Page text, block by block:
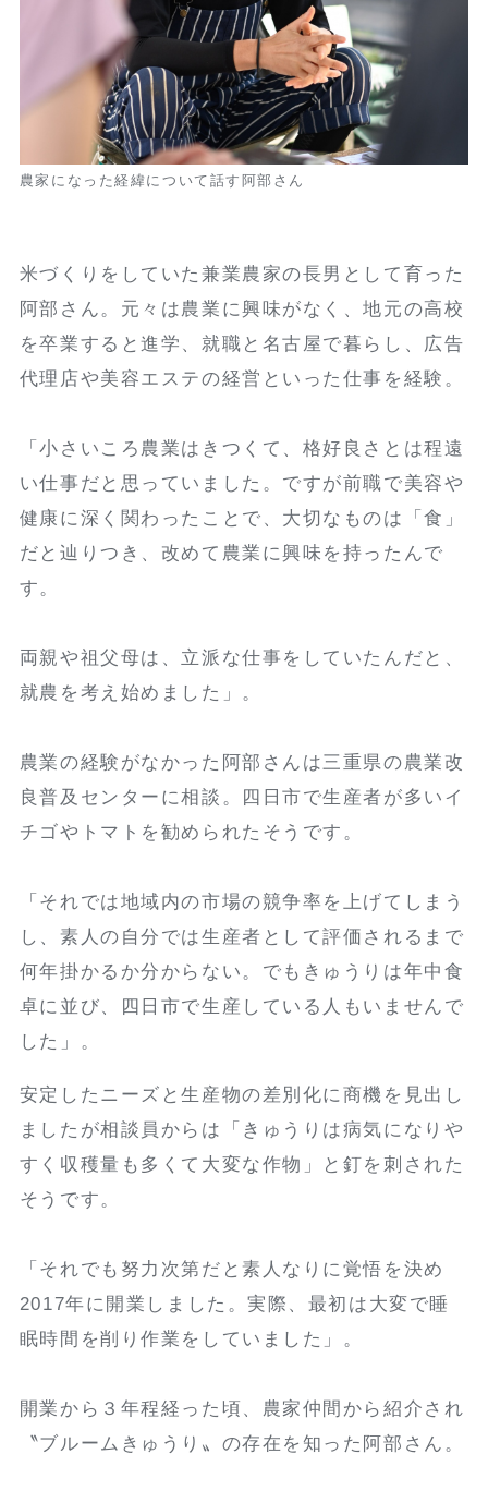
農家になった経緯について話す阿部さん
米づくりをしていた兼業農家の長男として育った
阿部さん。元々は農業に興味がなく、地元の高校
を卒業すると進学、就職と名古屋で暮らし、広告
代理店や美容エステの経営といった仕事を経験。
「小さいころ農業はきつくて、格好良さとは程遠
い仕事だと思っていました。ですが前職で美容や
健康に深く関わったことで、大切なものは「食」
だと辿りつき、改めて農業に興味を持ったんで
す。
両親や祖父母は、立派な仕事をしていたんだと、
就農を考え始めました」。
農業の経験がなかった阿部さんは三重県の農業改
良普及センターに相談。四日市で生産者が多いイ
チゴやトマトを勧められたそうです。
「それでは地域内の市場の競争率を上げてしまう
し、素人の自分では生産者として評価されるまで
何年掛かるか分からない。でもきゅうりは年中食
卓に並び、四日市で生産している人もいませんで
した」。
安定したニーズと生産物の差別化に商機を見出し
ましたが相談員からは「きゅうりは病気になりや
すく収穫量も多くて大変な作物」と釘を刺された
そうです。
「それでも努力次第だと素人なりに覚悟を決め
2017年に開業しました。実際、最初は大変で睡
眠時間を削り作業をしていました」。
開業から３年程経った頃、農家仲間から紹介され
〝ブルームきゅうり〟の存在を知った阿部さん。